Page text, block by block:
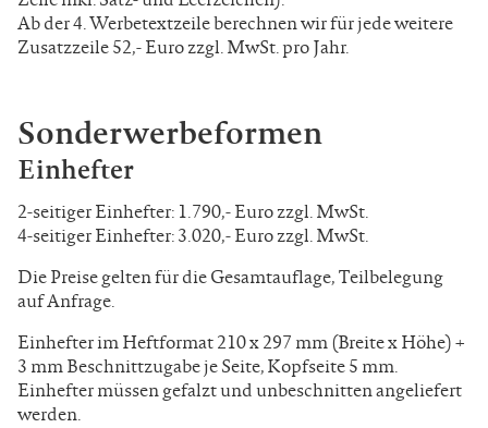
Ab der 4. Werbetextzeile berechnen wir für jede weitere
Zusatzzeile 52,- Euro zzgl. MwSt. pro Jahr.
Sonderwerbeformen
Einhefter
2-seitiger Einhefter: 1.790,- Euro zzgl. MwSt.
4-seitiger Einhefter: 3.020,- Euro zzgl. MwSt.
Die Preise gelten für die Gesamtauflage, Teilbelegung
auf Anfrage.
Einhefter im Heftformat 210 x 297 mm(Breite x Höhe) +
3 mm Beschnittzugabeje Seite, Kopfseite 5 mm.
Einhefter müssengefalzt und unbeschnitten angeliefert
werden.